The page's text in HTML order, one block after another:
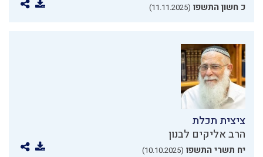
כ חשון התשפו (11.11.2025)
ציצית תכלת
הרב אליקים לבנון
יח תשרי התשפו (10.10.2025)